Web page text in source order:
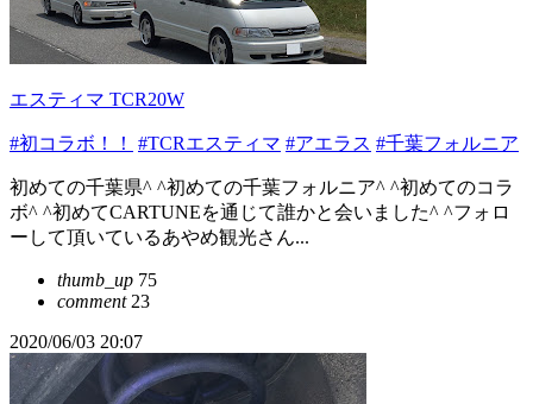
エスティマ TCR20W
#初コラボ！！ #TCRエスティマ #アエラス #千葉フォルニア
初めての千葉県^ ^初めての千葉フォルニア^ ^初めてのコラ
ボ^ ^初めてCARTUNEを通じて誰かと会いました^ ^フォロ
ーして頂いているあやめ観光さん...
thumb_up 75
comment23
2020/06/03 20:07